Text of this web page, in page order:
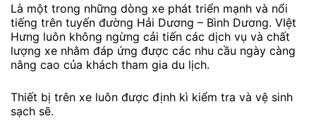
Là một trong những dòng xe phát triển mạnh và nổi
tiếng trên tuyến đường Hải Dương – Bình Dương. VIệt
Hưng luôn không ngừng cải tiến các dịch vụ và chất
lượng xe nhằm đáp ứng được các nhu cầu ngày càng
nâng cao của khách tham gia du lịch.
Thiết bị trên xe luôn được định kì kiểm tra và vệ sinh
sạch sẽ.